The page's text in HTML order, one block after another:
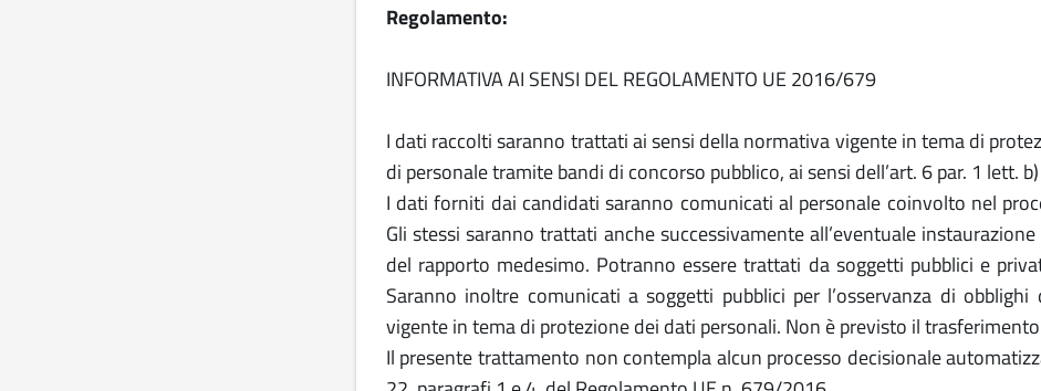
Regolamento:
INFORMATIVA AI SENSI DEL REGOLAMENTO UE 2016/679
I dati raccolti saranno trattati ai sensi della normativa vigente in tema di
di personale tramite bandi di concorso pubblico, ai sensi dell’art. 6 par. 1 lett.
I dati forniti dai candidati saranno comunicati al personale coinvolto nel
Gli stessi saranno trattati anche successivamente all’eventuale
del rapporto medesimo. Potranno essere trattati da soggetti pubblici e
Saranno inoltre comunicati a soggetti pubblici per l’osservanza di
vigente in tema di protezione dei dati personali. Non è previsto il
Il presente trattamento non contempla alcun processo decisionale